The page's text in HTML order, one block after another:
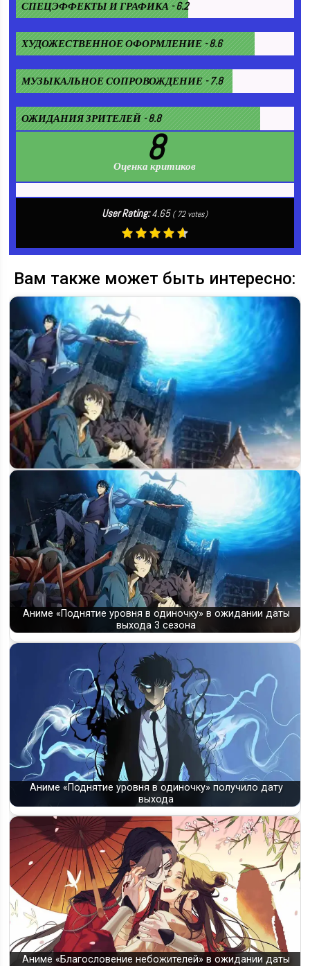
СПЕЦЭФФЕКТЫ И ГРАФИКА - 6.2
ХУДОЖЕСТВЕННОЕ ОФОРМЛЕНИЕ - 8.6
МУЗЫКАЛЬНОЕ СОПРОВОЖДЕНИЕ - 7.8
ОЖИДАНИЯ ЗРИТЕЛЕЙ - 8.8
8
Оценка критиков
User Rating:4.65 (72votes)
Вам также может быть интересно:
Когда выйдет 3 сезон «Поднятие уровня в одиночку»: что
говорят…
Аниме «Поднятие уровня в одиночку» в ожидании даты
выхода 3 сезона
Аниме «Поднятие уровня в одиночку» получило дату
выхода
Аниме «Благословение небожителей» в ожидании даты